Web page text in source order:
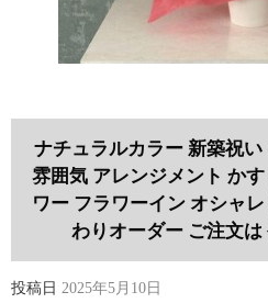
ナチュラルカラー 新築祝
雰囲気 アレンジメント か
ワー フラワーイン オシャ
わりオーダー ご注文
投稿日 2025年5月10日